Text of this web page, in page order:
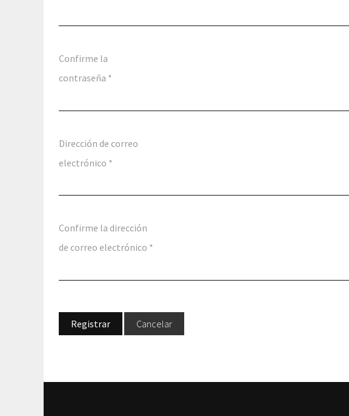
Confirme la
contraseña *
Dirección de correo
electrónico *
Confirme la dirección
de correo electrónico *
Registrar Cancelar